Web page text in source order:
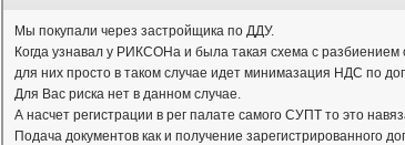
Мы покупали через застройщика по ДДУ.
Когда узнавал у РИКСОНа и была такая схема с
для них просто в таком случае идет минимазация НДС по
Для Вас риска нет в данном случае.
А насчет регистрации в рег палате самого СУПТ то это
Подача документов как и получение зарегистрированного